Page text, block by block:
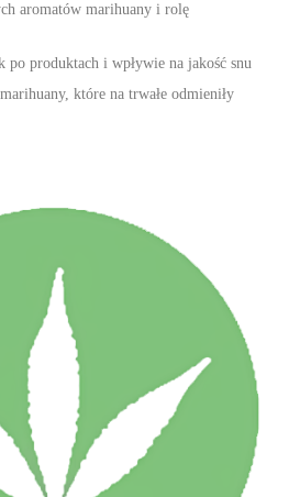
aromatów marihuany i rolę
po produktach i wpływie na jakość snu
które na trwałe odmieniły